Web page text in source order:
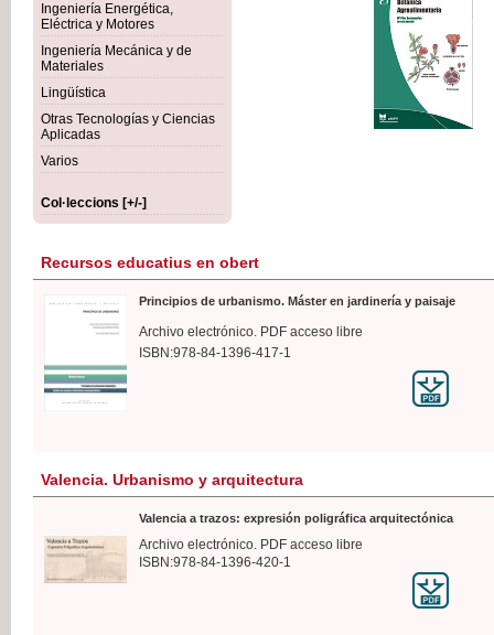
Ingeniería Energética,
Eléctrica y Motores
Ingeniería Mecánica y de
Materiales
Lingüística
Otras Tecnologías y Ciencias
Aplicadas
Varios
Col·leccions [+/-]
IVA
Recursos educatius en obert
Principios de urbanismo. Máster en jardinería y paisaje
Archivo electrónico. PDF acceso libre
ISBN:978-84-1396-417-1
Valencia. Urbanismo y arquitectura
Valencia a trazos: expresión poligráfica arquitectónica
Archivo electrónico. PDF acceso libre
ISBN:978-84-1396-420-1